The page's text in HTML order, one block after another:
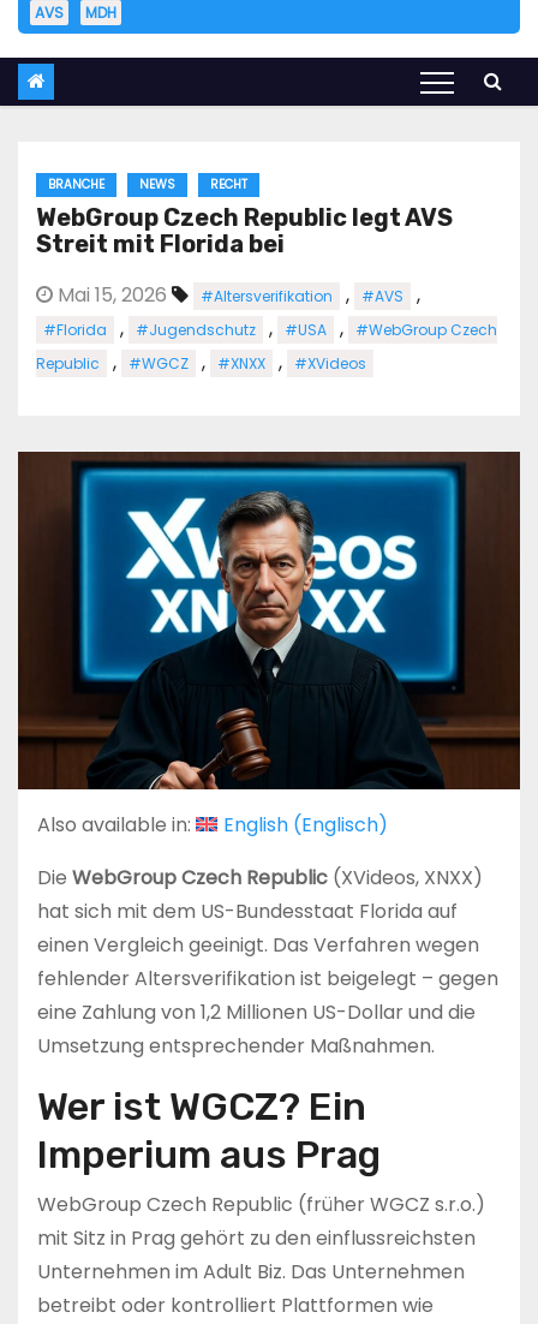
AVS
MDH
BRANCHE NEWS RECHT
WebGroup Czech Republic legt AVS
Streit mit Florida bei
Mai 15, 2026 #Altersverifikation , #AVS ,
#Florida , #Jugendschutz , #USA ,
#WebGroup Czech
Republic
, #WGCZ , #XNXX , #XVideos
Also available in: English(Englisch)
Die WebGroup Czech Republic (XVideos, XNXX)
hat sich mit dem US-Bundesstaat Florida auf
einen Vergleich geeinigt. Das Verfahren wegen
fehlender Altersverifikation ist beigelegt – gegen
eine Zahlung von 1,2 Millionen US-Dollar und die
Umsetzung entsprechender Maßnahmen.
Wer ist WGCZ? Ein
Imperium aus Prag
WebGroup Czech Republic (früher WGCZ s.r.o.)
mit Sitz in Prag gehört zu den einflussreichsten
Unternehmen im Adult Biz. Das Unternehmen
betreibt oder kontrolliert Plattformen wie